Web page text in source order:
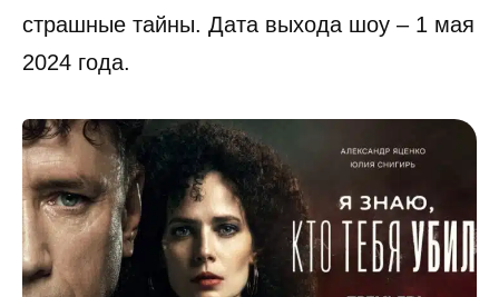
страшные тайны. Дата выхода шоу – 1 мая
2024 года.